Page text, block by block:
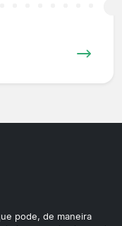
pode, de maneira